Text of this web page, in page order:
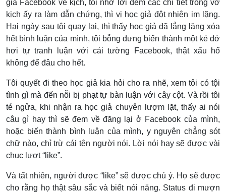
giả Facebook về kịch, tôi nhỡ lời đem các chi tiết trong vở
kịch ấy ra làm dẫn chứng, thì vị học giả đột nhiên im lặng.
Hai ngày sau tôi quay lại, thì thấy học giả đã lẳng lặng xóa
hết bình luận của mình, tôi bỗng dưng biến thành một kẻ dở
hơi tự tranh luận với cái tường Facebook, thật xấu hổ
không để đâu cho hết.
Tôi quyết đi theo học giả kia hỏi cho ra nhẽ, xem tôi có tội
tình gì mà đến nỗi bị phạt tự bàn luận với cây cột. Và rồi tôi
té ngửa, khi nhận ra học giả chuyên lượm lặt, thấy ai nói
câu gì hay thì sẽ đem về đăng lại ở Facebook của mình,
hoặc biến thành bình luận của mình, y nguyên chẳng sót
chữ nào, chỉ trừ cái tên người nói. Lời nói hay sẽ được vài
chục lượt “like”.
Và tất nhiên, người được “like” sẽ được chú ý. Họ sẽ được
cho rằng họ thật sâu sắc và biết nói năng. Status đi mượn